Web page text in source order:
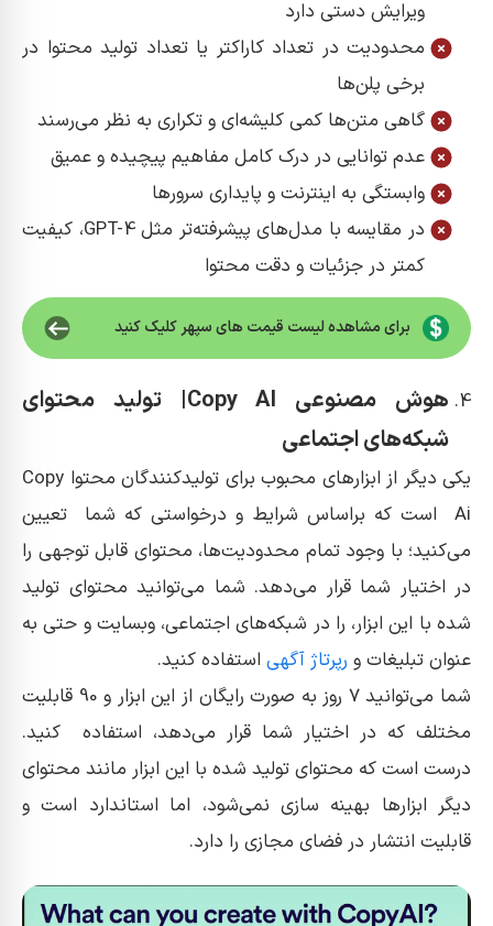
ویرایش دستی دارد
محدودیت در تعداد کاراکتر یا تعداد تولید محتوا در
برخی پلن‌ها
گاهی متن‌ها کمی کلیشه‌ای و تکراری به نظر می‌رسند
عدم توانایی در درک کامل مفاهیم پیچیده و عمیق
وابستگی به اینترنت و پایداری سرورها
در مقایسه با مدل‌های پیشرفته‌تر مثل GPT-4، کیفیت
کمتر در جزئیات و دقت محتوا
برای مشاهده لیست قیمت های سپهر کلیک کنید
هوش مصنوعی Copy AI| تولید محتوای
شبکه‌های اجتماعی
یکی دیگر از ابزارهای محبوب برای تولیدکنندگان محتوا Copy
Ai است که براساس شرایط و درخواستی که شما تعیین
می‌کنید؛ با وجود تمام محدودیت‌ها، محتوای قابل توجهی را
در اختیار شما قرار می‌دهد. شما می‌توانید محتوای تولید
شده با این ابزار، را در شبکه‌های اجتماعی، وبسایت و حتی به
عنوان تبلیغات و رپرتاژ آگهی استفاده کنید.
شما می‌توانید 7 روز به صورت رایگان از این ابزار و 90 قابلیت
مختلف که در اختیار شما قرار می‌دهد، استفاده کنید.
درست است که محتوای تولید شده با این ابزار مانند محتوای
دیگر ابزارها بهینه سازی نمی‌شود، اما استاندارد است و
قابلیت انتشار در فضای مجازی را دارد.